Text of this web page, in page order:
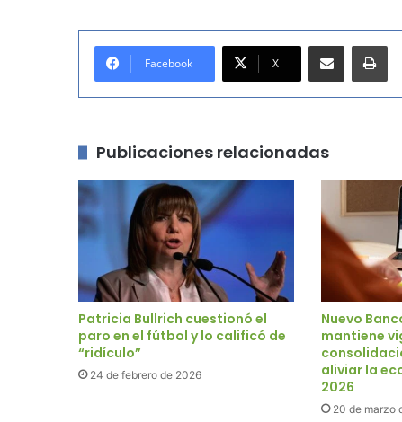
Facebook X
Publicaciones relacionadas
Patricia Bullrich cuestionó el
paro en el fútbol y lo calificó de
“ridículo”
24 de febrero de 2026
Nuevo
mantiene
aliviar la
2026
20 de marzo